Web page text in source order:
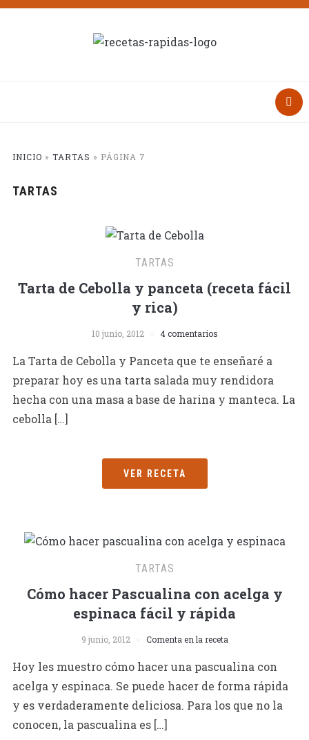
INICIO » TARTAS » PÁGINA 7
TARTAS
TARTAS
Tarta de Cebolla y panceta (receta fácil
y rica)
10 junio, 2012 4 comentarios
La Tarta de Cebolla y Panceta que te enseñaré a
preparar hoy es una tarta salada muy rendidora
hecha con una masa a base de harina y manteca. La
cebolla […]
VER RECETA
TARTAS
Cómo hacer Pascualina con acelga y
espinaca fácil y rápida
9 junio, 2012 Comenta en la receta
Hoy les muestro cómo hacer una pascualina con
acelga y espinaca. Se puede hacer de forma rápida
y es verdaderamente deliciosa. Para los que no la
conocen, la pascualina es […]